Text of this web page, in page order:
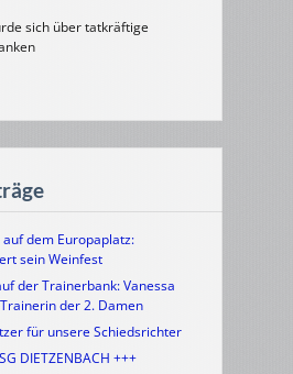
sich über tatkräftige
dem Europaplatz:
sein Weinfest
der Trainerbank: Vanessa
der 2. Damen
für unsere Schiedsrichter
DIETZENBACH +++